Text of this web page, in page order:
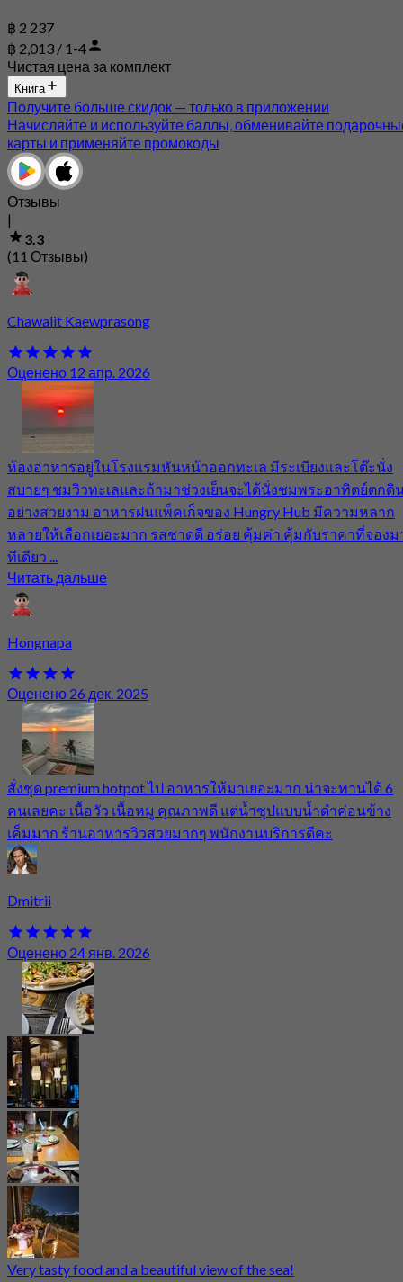
฿ 2 237
฿ 2,013 / 1-4
Чистая цена за комплект
Книга
Получите больше скидок — только в приложении
Начисляйте и используйте баллы, обменивайте
карты и применяйте промокоды
Отзывы
|
3.3
(11 Отзывы)
Chawalit Kaewprasong
Оценено 12 апр. 2026
ห้องอาหารอยู่ในโรงแรมหันหน้าออกทะเล มีระเบียงและโต๊ะนั่ง
สบายๆ ชมวิวทะเลและถ้ามาช่วงเย็นจะได้นั่งชมพระอาทิตย์ตกดิ
อย่างสวยงาม อาหารฝนแพ็คเก็จของ Hungry Hub มีความหลาก
หลายให้เลือกเยอะมาก รสชาดดี อร่อย คุ้มค่า คุ้มกับราคาที่จองม
ทีเดียว ...
Читать дальше
Hongnapa
Оценено 26 дек. 2025
สั่งชุด premium hotpot ไป อาหารให้มาเยอะมาก น่าจะทานได้ 6
คนเลยคะ เนื้อวัว เนื้อหมู คุณภาพดี แต่น้ำซุปแบบน้ำดำค่อนข้าง
เค็มมาก ร้านอาหารวิวสวยมากๆ พนักงานบริการดีคะ
Dmitrii
Оценено 24 янв. 2026
Very tasty food and a beautiful view of the sea!